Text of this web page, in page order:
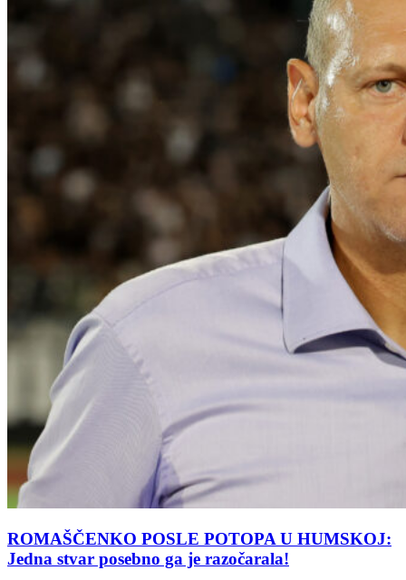
ROMAŠČENKO POSLE POTOPA U HUMSKOJ:
Jedna stvar posebno ga je razočarala!